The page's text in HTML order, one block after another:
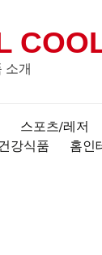
소개
스포츠/레저
강식품 홈인